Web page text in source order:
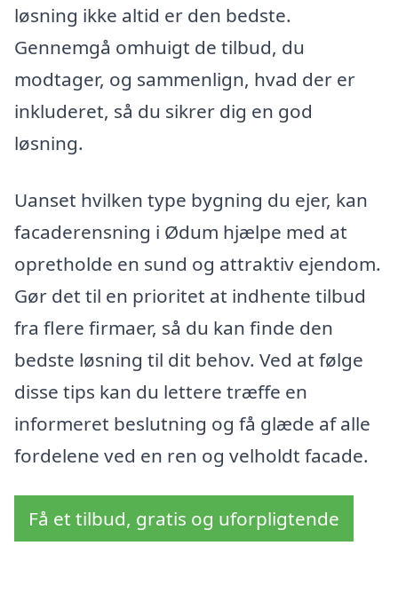
løsning ikke altid er den bedste.
Gennemgå omhuigt de tilbud, du
modtager, og sammenlign, hvad der er
inkluderet, så du sikrer dig en god
løsning.
Uanset hvilken type bygning du ejer, kan
facaderensning i Ødum hjælpe med at
opretholde en sund og attraktiv ejendom.
Gør det til en prioritet at indhente tilbud
fra flere firmaer, så du kan finde den
bedste løsning til dit behov. Ved at følge
disse tips kan du lettere træffe en
informeret beslutning og få glæde af alle
fordelene ved en ren og velholdt facade.
Få et tilbud, gratis og uforpligtende